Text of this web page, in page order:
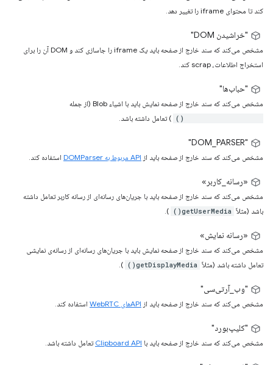
کند تا محتوای iframe را تغییر دهد.
"خراشیدن DOM"
مشخص می‌کند که سند خارج از صفحه باید یک iframe را جاسازی کند و DOM آن را برای
استخراج اطلاعات، scrap کند.
"حباب‌ها"
مشخص می‌کند که سند خارج از صفحه نمایش باید با اشیاء Blob (از جمله
) تعامل داشته باشد.
"DOM_PARSER"
مشخص می‌کند که سند خارج از صفحه باید از API مربوط به DOMParser استفاده کند.
«رسانه_کاربر»
مشخص می‌کند که سند خارج از صفحه باید با جریان‌های رسانه‌ای از رسانه کاربر تعامل داشته
باشد (مثلاً getUserMedia()
).
«رسانه نمایش»
مشخص می‌کند که سند خارج از صفحه نمایش باید با جریان‌های رسانه‌ای از رسانه‌ی نمایشی
تعامل داشته باشد (مثلاً getDisplayMedia()
).
"وب_آرتی‌سی"
مشخص می‌کند که سند خارج از صفحه باید از APIهای WebRTC استفاده کند.
"کلیپ‌بورد"
مشخص می‌کند که سند خارج از صفحه باید با Clipboard API تعامل داشته باشد.